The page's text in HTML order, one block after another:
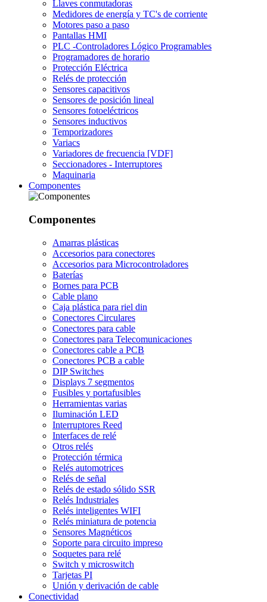
Llaves conmutadoras
Medidores de energía y TC's de corriente
Motores paso a paso
Pantallas HMI
PLC -Controladores Lógico Programables
Programadores de horario
Protección Eléctrica
Relés de protección
Sensores capacitivos
Sensores de posición lineal
Sensores fotoeléctricos
Sensores inductivos
Temporizadores
Variacs
Variadores de frecuencia [VDF]
Seccionadores - Interruptores
Maquinaria
Componentes
Componentes
Amarras plásticas
Accesorios para conectores
Accesorios para Microcontroladores
Baterías
Bornes para PCB
Cable plano
Caja plástica para riel din
Conectores Circulares
Conectores para cable
Conectores para Telecomunicaciones
Conectores cable a PCB
Conectores PCB a cable
DIP Switches
Displays 7 segmentos
Fusibles y portafusibles
Herramientas varias
Iluminación LED
Interruptores Reed
Interfaces de relé
Otros relés
Protección térmica
Relés automotrices
Relés de señal
Relés de estado sólido SSR
Relés Industriales
Relés inteligentes WIFI
Relés miniatura de potencia
Sensores Magnéticos
Soporte para circuito impreso
Soquetes para relé
Switch y microswitch
Tarjetas PI
Unión y derivación de cable
Conectividad